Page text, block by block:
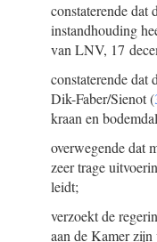
constaterende dat
instandhouding
van LNV, 17
constaterende dat
Dik-Faber/Sienot (
kraan en
overwegende dat
zeer trage
leidt;
verzoekt de
aan de Kamer zijn